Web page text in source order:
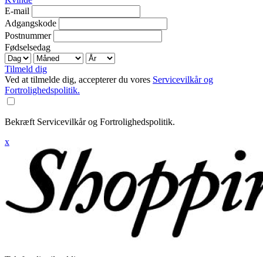
E-mail
Adgangskode
Postnummer
Fødselsedag
Tilmeld dig
Ved at tilmelde dig, accepterer du vores Servicevilkår og
Fortrolighedspolitik.
Bekræft Servicevilkår og Fortrolighedspolitik.
x